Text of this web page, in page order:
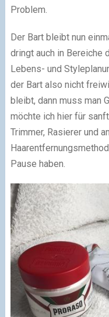
Problem.
Der Bart bleibt nun
dringt auch in Bereiche
Lebens- und
der Bart also nicht
bleibt, dann muss man
möchte ich hier für
Trimmer, Rasierer und
Pause haben.